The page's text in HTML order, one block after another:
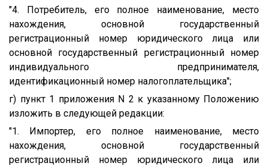
"4. Потребитель, его полное наименование, место
нахождения, основной государственный
регистрационный номер юридического лица или
основной государственный регистрационный номер
индивидуального предпринимателя,
идентификационный номер налогоплательщика";
г) пункт 1 приложения N 2 к указанному Положению
изложить в следующей редакции:
"1. Импортер, его полное наименование, место
нахождения, основной государственный
регистрационный номер юридического лица или